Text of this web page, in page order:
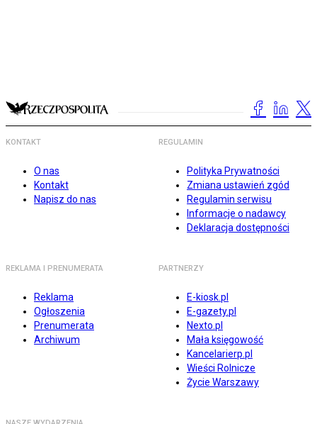
KONTAKT
O nas
Kontakt
Napisz do nas
REGULAMIN
Polityka Prywatności
Zmiana ustawień zgód
Regulamin serwisu
Informacje o nadawcy
Deklaracja dostępności
REKLAMA I PRENUMERATA
Reklama
Ogłoszenia
Prenumerata
Archiwum
PARTNERZY
E-kiosk.pl
E-gazety.pl
Nexto.pl
Mała księgowość
Kancelarierp.pl
Wieści Rolnicze
Życie Warszawy